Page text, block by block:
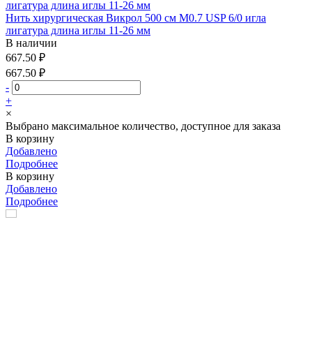
Нить хирургическая Викрол 500 см М0.7 USP 6/0 игла
лигатура длина иглы 11-26 мм
В наличии
667.50 ₽
667.50 ₽
-
+
×
Выбрано максимальное количество, доступное для заказа
В корзину
Добавлено
Подробнее
В корзину
Добавлено
Подробнее